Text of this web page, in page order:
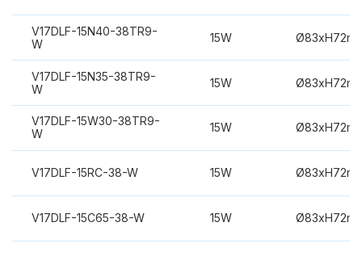
V17DLF-15N40-38TR9-
W
15W
V17DLF-15N35-38TR9-
W
15W
V17DLF-15W30-38TR9-
W
15W
V17DLF-15RC-38-W 15W
V17DLF-15C65-38-W 15W